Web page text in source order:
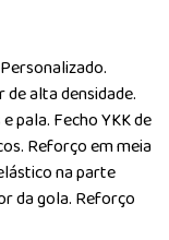
alta densidade.
pala. Fecho YKK de
Reforço em meia
na parte
da gola. Reforço